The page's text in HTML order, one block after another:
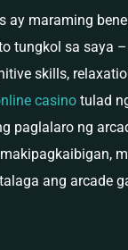
ay maraming
tungkol sa saya
skills,
casino tulad
paglalaro ng
ang arcade